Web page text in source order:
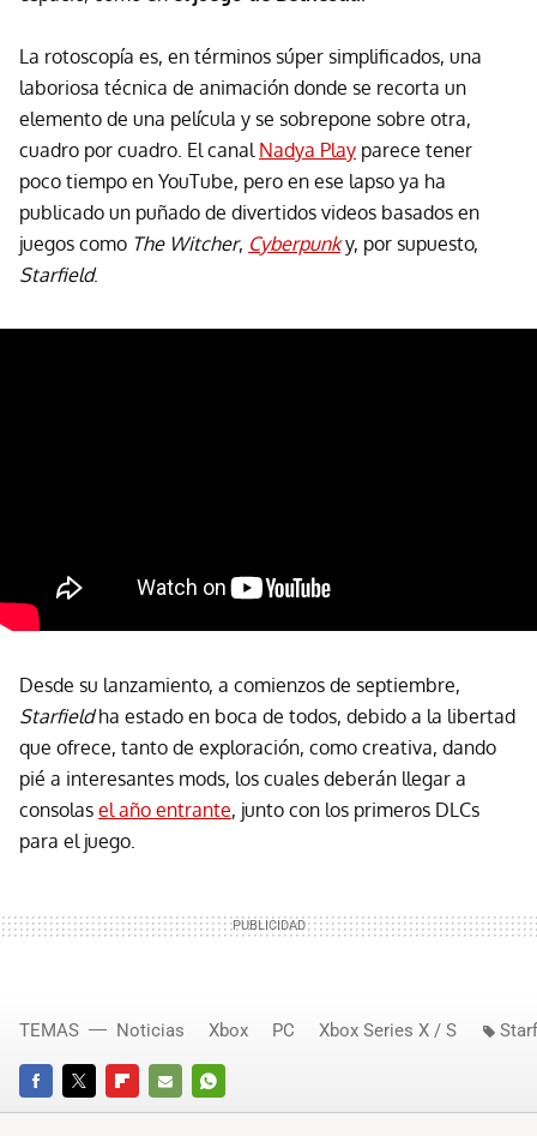
La rotoscopía es, en términos súper simplificados, una
laboriosa técnica de animación donde se recorta un
elemento de una película y se sobrepone sobre otra,
cuadro por cuadro. El canal Nadya Play parece tener
poco tiempo en YouTube, pero en ese lapso ya ha
publicado un puñado de divertidos videos basados en
juegos como The Witcher, Cyberpunk y, por supuesto,
Starfield.
Desde su lanzamiento, a comienzos de septiembre,
Starfieldha estado en boca de todos, debido a la libertad
que ofrece, tanto de exploración, como creativa, dando
pié a interesantes mods, los cuales deberán llegar a
consolas el año entrante, junto con los primeros DLCs
para el juego.
FACEBOOKTWITTERFLIPBOARD
E-
WHATSAPP
TEMAS Noticias Xbox PC Xbox Series X / S